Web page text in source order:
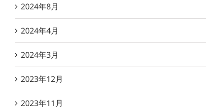
2024年8月
2024年4月
2024年3月
2023年12月
2023年11月